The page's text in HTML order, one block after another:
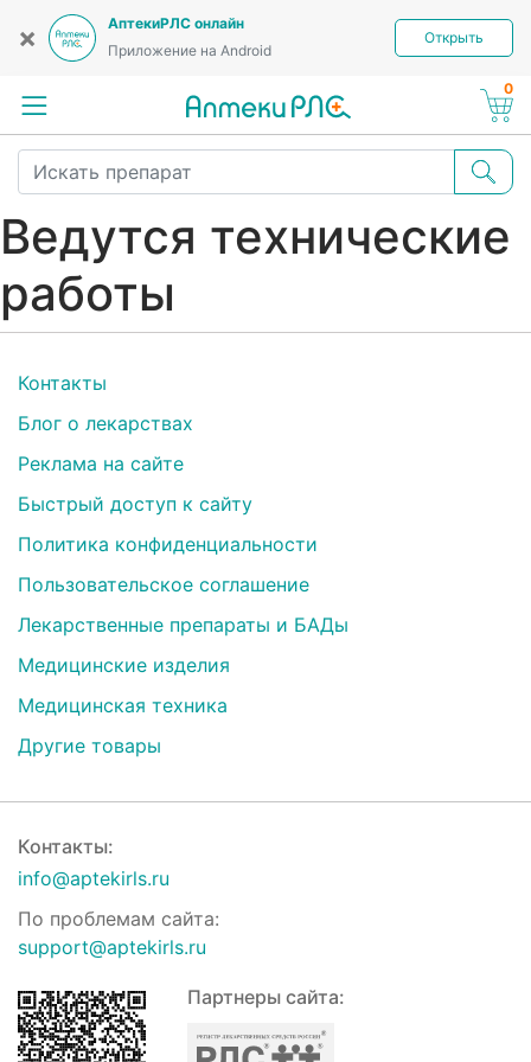
×
АптекиРЛС онлайн
Приложение на Android
Открыть
0
Ведутся технические
работы
Контакты
Блог о лекарствах
Реклама на сайте
Быстрый доступ к сайту
Политика конфиденциальности
Пользовательское соглашение
Лекарственные препараты и БАДы
Медицинские изделия
Медицинская техника
Другие товары
Контакты:
info@aptekirls.ru
По проблемам сайта:
support@aptekirls.ru
Партнеры сайта: